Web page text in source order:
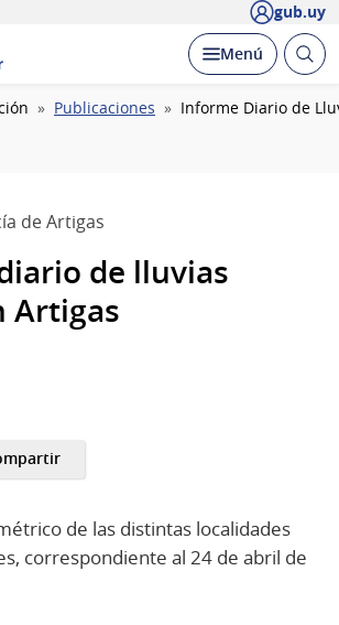
gub.uy
Desplegar
Menú Abrir
Publicaciones Informe Diario de
de Artigas
de lluvias
Artigas
de las distintas localidades
correspondiente al 24 de abril de